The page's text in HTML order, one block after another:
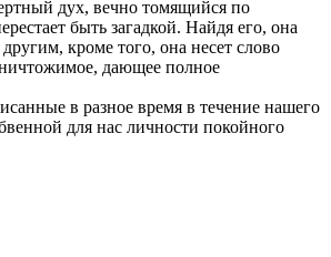
дух, вечно томящийся по
быть загадкой. Найдя его, она
кроме того, она несет слово
дающее полное
в разное время в течение нашего
для нас личности покойного